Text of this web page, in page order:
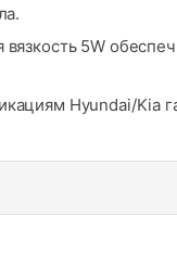
5W
Hyundai/Kia